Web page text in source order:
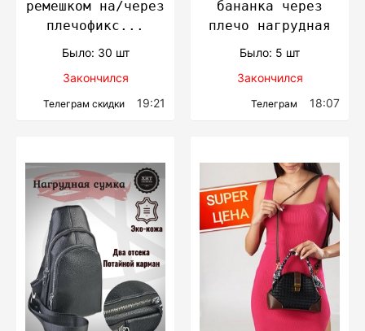
ремешком на/через
плечофикс...
Было: 30 шт
Закончился
Телеграм скидки 19:21
бананка через
плечо нагрудная
Было: 5 шт
Закончился
Телеграм 18:07